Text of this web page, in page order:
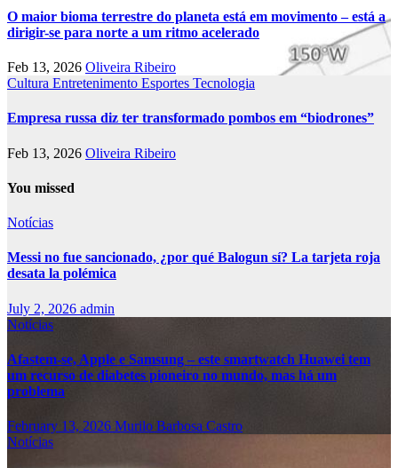
O maior bioma terrestre do planeta está em movimento – está a
dirigir-se para norte a um ritmo acelerado
Feb 13, 2026 Oliveira Ribeiro
Cultura Entretenimento Esportes Tecnologia
Empresa russa diz ter transformado pombos em “biodrones”
Feb 13, 2026 Oliveira Ribeiro
You missed
Notícias
Messi no fue sancionado, ¿por qué Balogun sí? La tarjeta roja
desata la polémica
July 2, 2026 admin
Notícias
Afastem-se, Apple e Samsung – este smartwatch Huawei tem
um recurso de diabetes pioneiro no mundo, mas há um
problema
February 13, 2026 Murilo Barbosa Castro
Notícias